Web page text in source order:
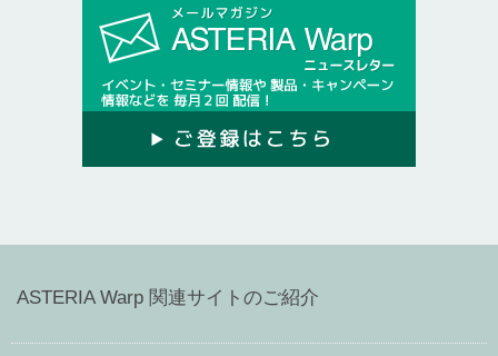
ASTERIA Warp 関連サイトのご紹介